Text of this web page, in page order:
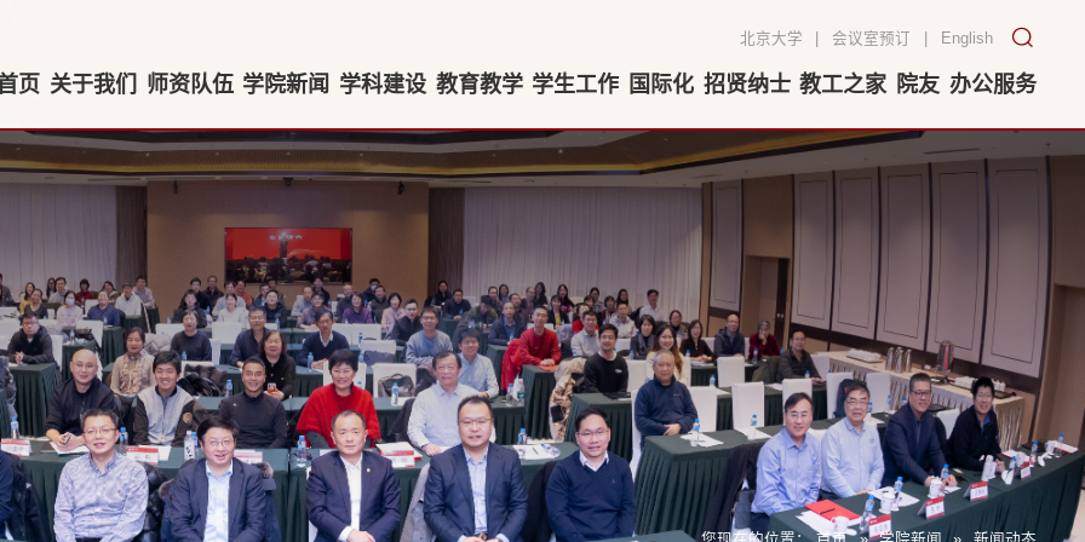
北京大学 会议室预订 English
页 关于我们 师资队伍 学院新闻 学科建设 教育教学 学生工作 国际化 招贤纳士 教工之家 院友 办公服务